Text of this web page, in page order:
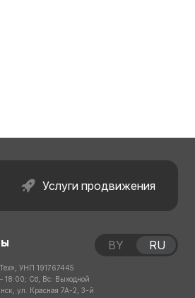
Услуги продвижения
УНП 191767445
18:00; Сб, Вс: Выходной
ул. Красная 7А-2, 3-й
BY RU